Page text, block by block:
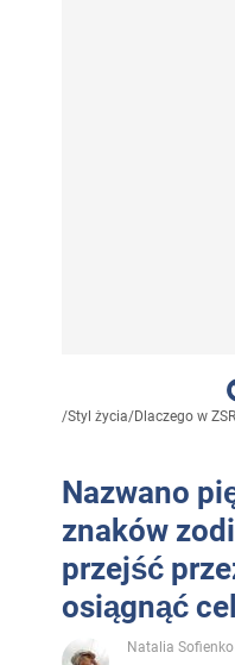
/Styl życia/Dlaczego w
Nazwano
znaków
przejść
osiągnąć cel
Natalia Sofienko